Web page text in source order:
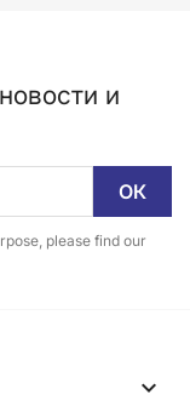
и
please find our
